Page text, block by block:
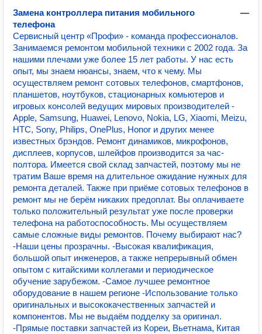
Замена контроллера питания мобильного
телефона
—
Сервисный центр «Профи» - команда профессионалов.
Занимаемся ремонтом мобильной техники с 2002 года. За
нашими плечами уже более 15 лет работы. У нас есть
опыт, мы знаем нюансы, знаем, что к чему. Мы
осуществляем ремонт сотовых телефонов, смартфонов,
планшетов, ноутбуков, стационарных комьютеров и
игровых консолей ведущих мировых производителей -
Apple, Samsung, Huawei, Lenovo, Nokia, LG, Xiaomi, Meizu,
HTC, Sony, Philips, OnePlus, Honor и других менее
известных брэндов. Ремонт динамиков, микрофонов,
дисплеев, корпусов, шлейфов производится за час-
полтора. Имеется свой склад запчастей, поэтому мы не
тратим Ваше время на длительное ожидание нужных для
ремонта деталей. Также при приёме сотовых телефонов в
ремонт мы не берём никаких предоплат. Вы оплачиваете
только положительный результат уже после проверки
телефона на работоспособность. Мы осуществляем
самые сложные виды ремонтов. Почему выбирают нас?
-Наши цены прозрачны. -Высокая квалификация,
большой опыт инженеров, а также непрерывный обмен
опытом с китайскими коллегами и периодическое
обучение зарубежом. -Самое лучшее ремонтное
оборудование в нашем регионе -Использование только
оригинальных и высококачественных запчастей и
компонентов. Мы не выдаём подделку за оригинал.
-Прямые поставки запчастей из Кореи, Вьетнама, Китая